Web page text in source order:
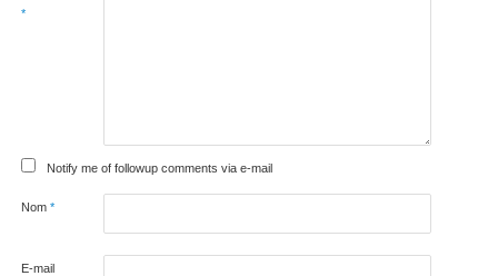
*
Notify me of followup comments via e-mail
Nom *
E-mail